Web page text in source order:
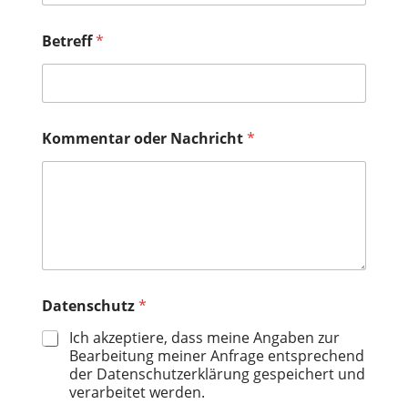
F
i
m
N
a
m
Betreff*
Kommentar oder Nachricht*
Datenschutz*
Ich akzeptiere, dass meine Angaben zur
Bearbeitung meiner Anfrage entsprechend
der Datenschutzerklärung gespeichert und
verarbeitet werden.